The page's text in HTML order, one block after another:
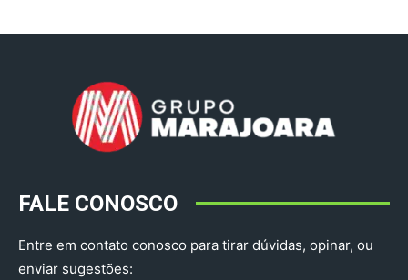
FALE CONOSCO
Entre em contato conosco para tirar dúvidas, opinar, ou
enviar sugestões: